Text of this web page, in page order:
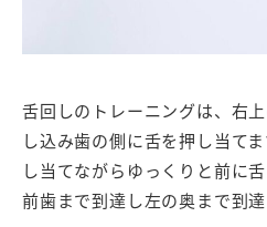
舌回しのトレーニングは、右
し込み歯の側に舌を押し当て
し当てながらゆっくりと前に
前歯まで到達し左の奥まで到達